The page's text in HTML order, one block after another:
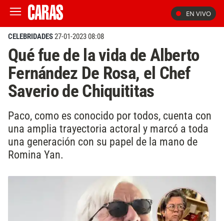
EN VIVO
CELEBRIDADES27-01-2023 08:08
Qué fue de la vida de Alberto
Fernández De Rosa, el Chef
Saverio de Chiquititas
Paco, como es conocido por todos, cuenta con
una amplia trayectoria actoral y marcó a toda
una generación con su papel de la mano de
Romina Yan.